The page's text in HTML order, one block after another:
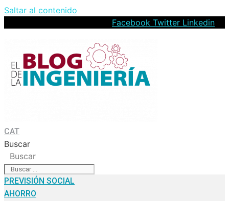
Saltar al contenido
Facebook Twitter Linkedin
CAT
Buscar
Buscar
PREVISIÓN SOCIAL
AHORRO